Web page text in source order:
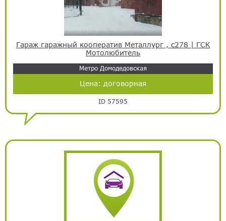
Гараж гаражный кооператив Металлург , с278 | ГСК
Мотолюбитель
Метро Домодедовская
Цена: договорная
ID 57595